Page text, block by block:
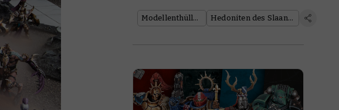
Modellenthüllung Hedoniten des Slaanesh